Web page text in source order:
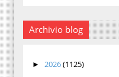
Archivio blog
► 2026(1125)